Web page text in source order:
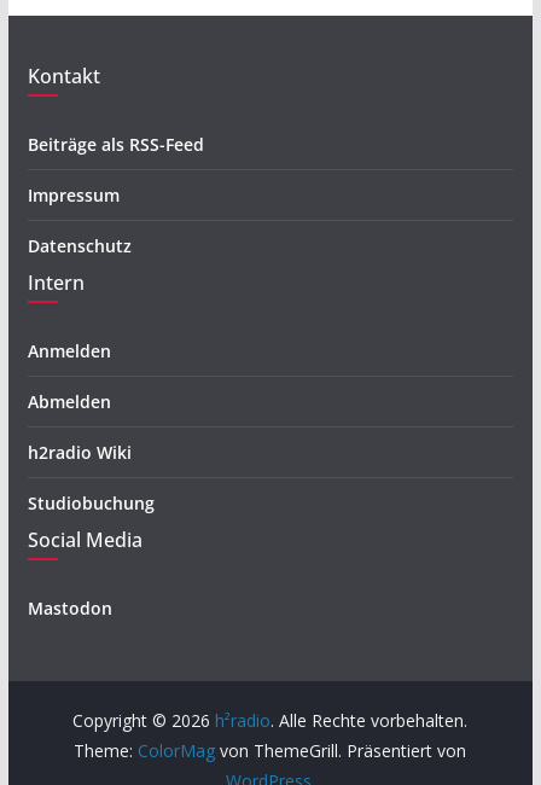
Kontakt
Beiträge als RSS-Feed
Impressum
Datenschutz
Intern
Anmelden
Abmelden
h2radio Wiki
Studiobuchung
Social Media
Mastodon
Copyright © 2026 h²radio. Alle Rechte vorbehalten.
Theme: ColorMag von ThemeGrill. Präsentiert von